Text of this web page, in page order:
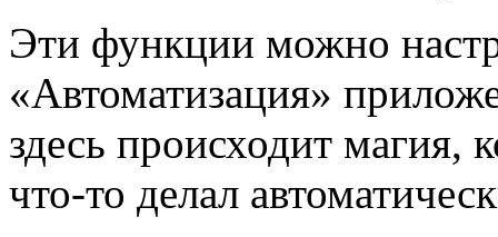
Эти функции можно
«Автоматизация»
здесь происходит магия,
что-то делал